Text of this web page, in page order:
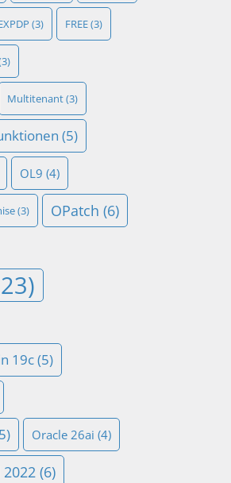
(3) FREE(3)
Multitenant(3)
(5)
OL9 (4)
(3) OPatch (6)
19c(5)
Oracle 26ai (4)
(6)